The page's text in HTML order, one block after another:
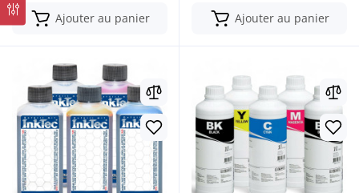
Ajouter au panier Ajouter au panier